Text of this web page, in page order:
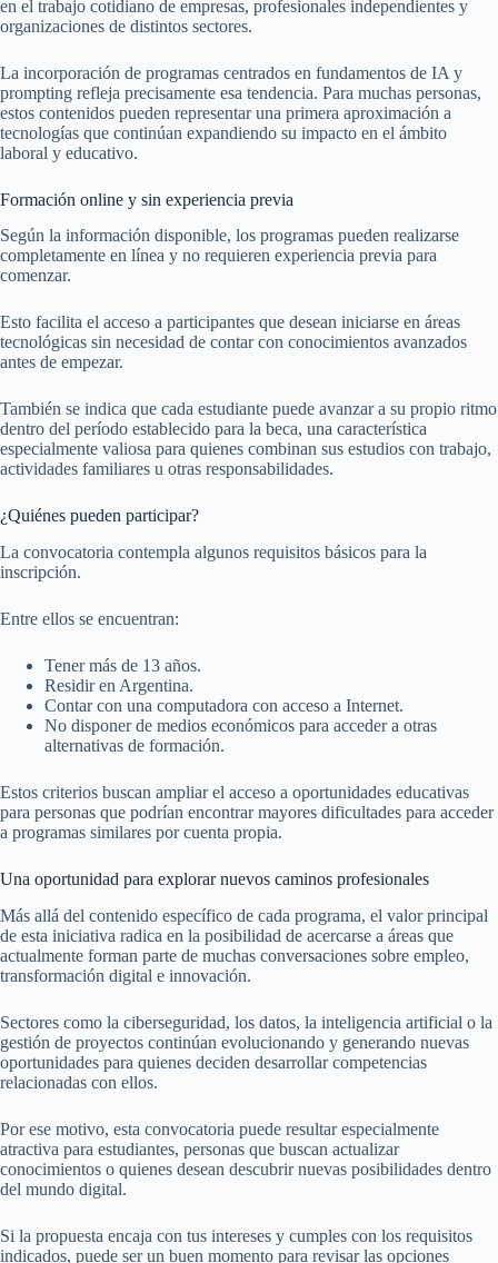
en el trabajo cotidiano de empresas, profesionales independientes y
organizaciones de distintos sectores.
La incorporación de programas centrados en fundamentos de IA y
prompting refleja precisamente esa tendencia. Para muchas personas,
estos contenidos pueden representar una primera aproximación a
tecnologías que continúan expandiendo su impacto en el ámbito
laboral y educativo.
Formación online y sin experiencia previa
Según la información disponible, los programas pueden realizarse
completamente en línea y no requieren experiencia previa para
comenzar.
Esto facilita el acceso a participantes que desean iniciarse en áreas
tecnológicas sin necesidad de contar con conocimientos avanzados
antes de empezar.
También se indica que cada estudiante puede avanzar a su propio ritmo
dentro del período establecido para la beca, una característica
especialmente valiosa para quienes combinan sus estudios con trabajo,
actividades familiares u otras responsabilidades.
¿Quiénes pueden participar?
La convocatoria contempla algunos requisitos básicos para la
inscripción.
Entre ellos se encuentran:
Tener más de 13 años.
Residir en Argentina.
Contar con una computadora con acceso a Internet.
No disponer de medios económicos para acceder a otras
alternativas de formación.
Estos criterios buscan ampliar el acceso a oportunidades educativas
para personas que podrían encontrar mayores dificultades para acceder
a programas similares por cuenta propia.
Una oportunidad para explorar nuevos caminos profesionales
Más allá del contenido específico de cada programa, el valor principal
de esta iniciativa radica en la posibilidad de acercarse a áreas que
actualmente forman parte de muchas conversaciones sobre empleo,
transformación digital e innovación.
Sectores como la ciberseguridad, los datos, la inteligencia artificial o la
gestión de proyectos continúan evolucionando y generando nuevas
oportunidades para quienes deciden desarrollar competencias
relacionadas con ellos.
Por ese motivo, esta convocatoria puede resultar especialmente
atractiva para estudiantes, personas que buscan actualizar
conocimientos o quienes desean descubrir nuevas posibilidades dentro
del mundo digital.
Si la propuesta encaja con tus intereses y cumples con los requisitos
indicados, puede ser un buen momento para revisar las opciones